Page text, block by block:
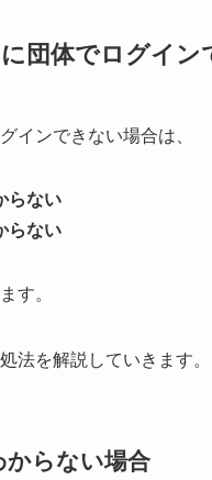
団体でログイン
インできない場合は、
らない
らない
す。
法を解説していきます。
からない場合